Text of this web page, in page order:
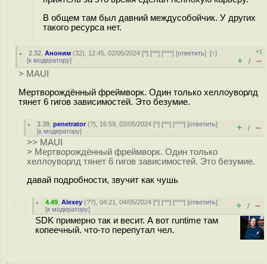
В общем там был давний междусобойчик. У других
такого ресурса нет.
2.32 ,Аноним (32), 12:45, 02/05/2024 [^] [^^] [^^^] [ответить][↑]
[к модератору]
+1
+ / –
> MAUI
Мертворождённый фреймворк. Один только хеллоуворлд
тянет 6 гигов зависимостей. Это безумие.
3.39 ,penetrator(?), 16:59, 02/05/2024 [^] [^^] [^^^] [ответить]
[к модератору] + / –
>> MAUI
> Мертворождённый фреймворк. Один только
хеллоуворлд тянет 6 гигов зависимостей. Это безумие.
давай подробности, звучит как чушь
4.49 ,Alexey (??), 04:21, 04/05/2024 [^] [^^] [^^^] [ответить]
[к модератору] + / –
SDK примерно так и весит. А вот runtime там
копеечный. что-то перепутал чел.